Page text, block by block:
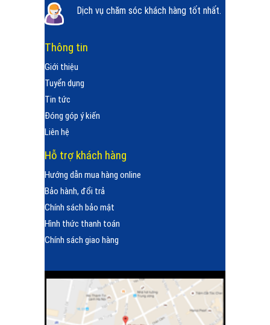
Dịch vụ chăm sóc khách hàng tốt nhất.
Thông tin
Giới thiệu
Tuyển dụng
Tin tức
Đóng góp ý kiến
Liên hệ
Hỗ trợ khách hàng
Hướng dẫn mua hàng online
Bảo hành, đổi trả
Chính sách bảo mật
Hình thức thanh toán
Chính sách giao hàng